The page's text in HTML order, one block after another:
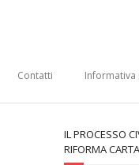
Contatti Informativa
IL PROCESSO
RIFORMA